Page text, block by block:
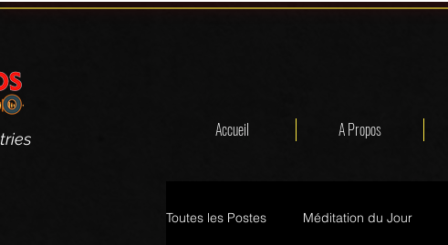
Accueil A Propos
Toutes les Postes Méditation du Jour